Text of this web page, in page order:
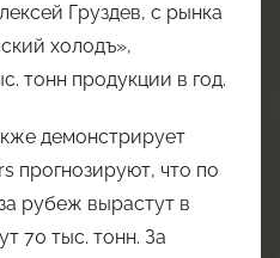
Груздев, с рынка
холодъ»,
тонн продукции в год.
демонстрирует
прогнозируют, что по
рубеж вырастут в
70 тыс. тонн. За